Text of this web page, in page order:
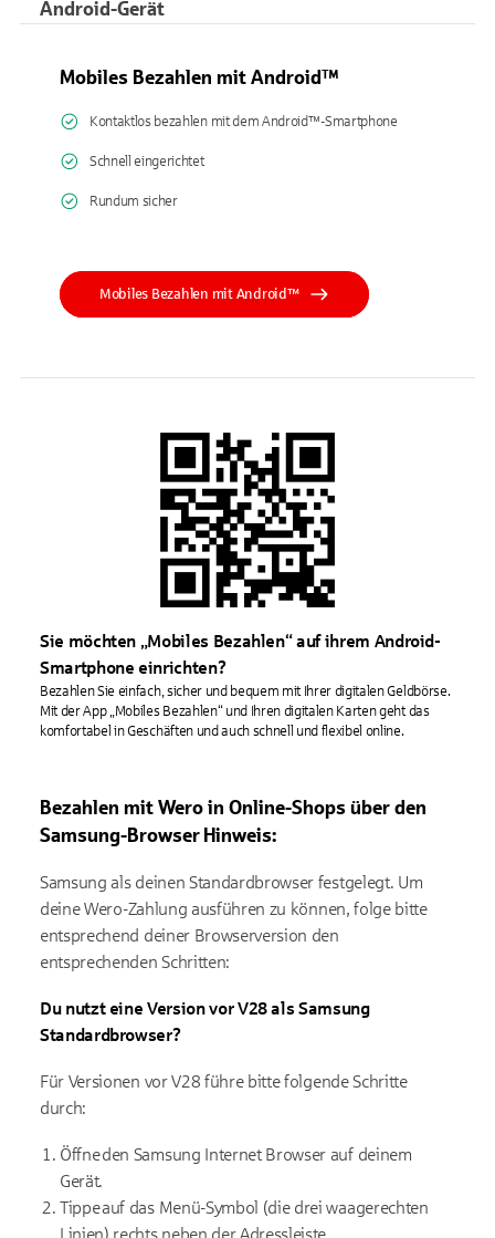
Android-Gerät
Mobiles Bezahlen mit Android™
Kontaktlos bezahlen mit dem Android™-Smartphone
Schnell eingerichtet
Rundum sicher
Mobiles Bezahlen mit Android™
Sie möchten „Mobiles Bezahlen“ auf ihrem Android-
Smartphone einrichten?
Bezahlen Sie einfach, sicher und bequem mit Ihrer digitalen Geldbörse.
Mit der App „Mobiles Bezahlen“ und Ihren digitalen Karten geht das
komfortabel in Geschäften und auch schnell und flexibel online.
Bezahlen mit Wero in Online-Shops über den
Samsung-Browser Hinweis:
Samsung als deinen Standardbrowser festgelegt. Um
deineWero-Zahlung ausführen zu können, folge bitte
entsprechend deiner Browserversion den
entsprechenden Schritten:
Du nutzt eine Version vor V28als Samsung
Standardbrowser?
Für Versionen vor V28 führe bitte folgende Schritte
durch:
Öffne den Samsung Internet Browser auf deinem
Gerät.
Tippe auf das Menü-Symbol (die drei waagerechten